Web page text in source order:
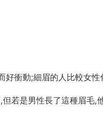
好衝動;細眉的人比較女性
若是男性長了這種眉毛